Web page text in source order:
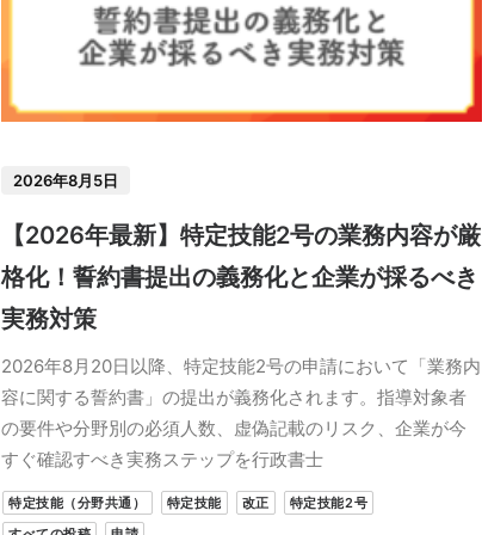
2026年8月5日
【2026年最新】特定技能2号の業務内容が厳
格化！誓約書提出の義務化と企業が採るべき
実務対策
2026年8月20日以降、特定技能2号の申請において「業務内
容に関する誓約書」の提出が義務化されます。指導対象者
の要件や分野別の必須人数、虚偽記載のリスク、企業が今
すぐ確認すべき実務ステップを行政書士
特定技能（分野共通） 特定技能 改正
特定技能2号